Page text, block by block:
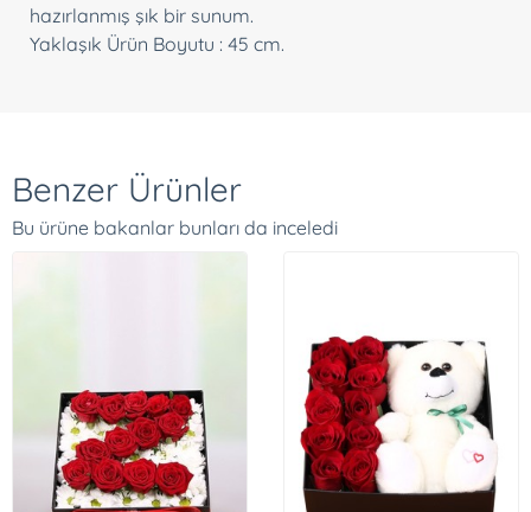
hazırlanmış şık bir sunum.
Yaklaşık Ürün Boyutu : 45 cm.
Benzer Ürünler
Bu ürüne bakanlar bunları da inceledi